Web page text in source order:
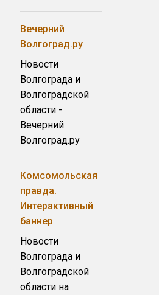
Вечерний
Волгоград.ру
Новости
Волгограда и
Волгоградской
области -
Вечерний
Волгоград.ру
Комсомольская
правда.
Интерактивный
баннер
Новости
Волгограда и
Волгоградской
области на